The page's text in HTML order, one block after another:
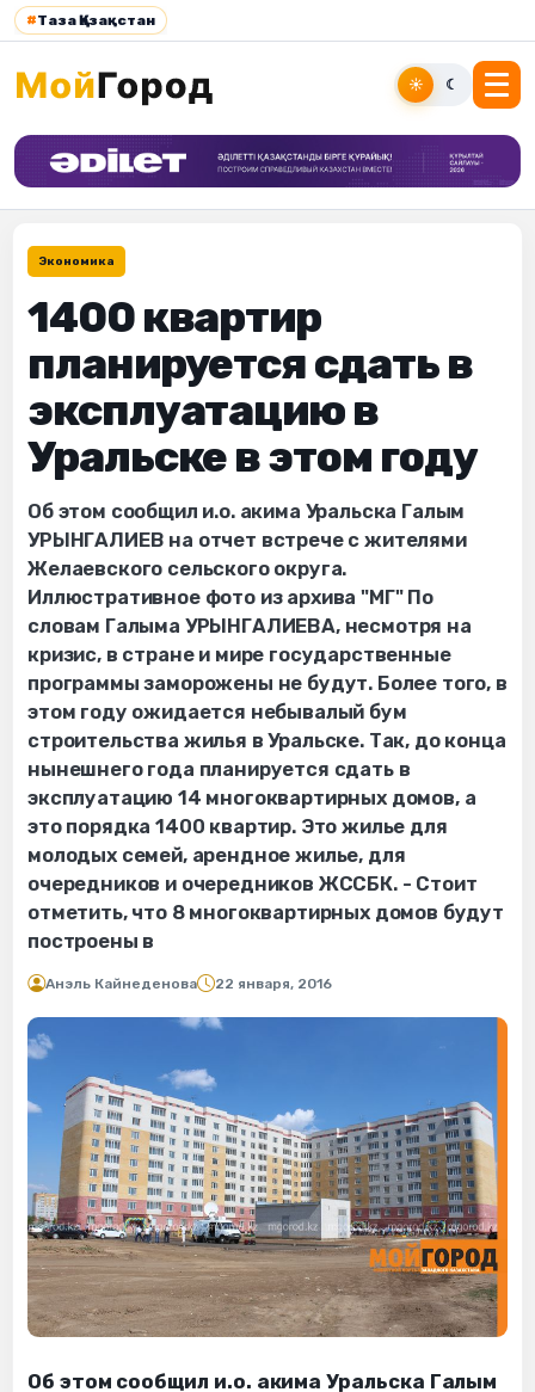
#Таза Қазақстан
☀ ☾
Экономика
1400 квартир
планируется сдать в
эксплуатацию в
Уральске в этом году
Об этом сообщил и.о. акима Уральска Галым
УРЫНГАЛИЕВ на отчет встрече с жителями
Желаевского сельского округа.
Иллюстративное фото из архива "МГ" По
словам Галыма УРЫНГАЛИЕВА, несмотря на
кризис, в стране и мире государственные
программы заморожены не будут. Более того, в
этом году ожидается небывалый бум
строительства жилья в Уральске. Так, до конца
нынешнего года планируется сдать в
эксплуатацию 14 многоквартирных домов, а
это порядка 1400 квартир. Это жилье для
молодых семей, арендное жилье, для
очередников и очередников ЖССБК. - Стоит
отметить, что 8 многоквартирных домов будут
построены в
Анэль Кайнеденова 22 января, 2016
Об этом сообщил и.о. акима Уральска Галым